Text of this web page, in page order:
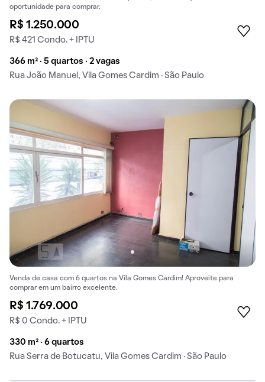
oportunidade para comprar.
R$ 1.250.000
R$ 421 Condo. + IPTU
366 m² · 5 quartos · 2 vagas
Rua João Manuel, Vila Gomes Cardim · São Paulo
Venda de casa com 6 quartos na Vila Gomes Cardim! Aproveite para
comprar em um bairro excelente.
R$ 1.769.000
R$ 0 Condo. + IPTU
330 m² · 6 quartos
Rua Serra de Botucatu, Vila Gomes Cardim · São Paulo